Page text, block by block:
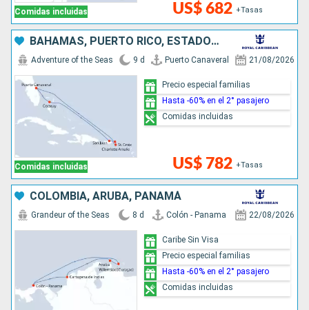
Comidas incluidas US$ 682 +Tasas
BAHAMAS, PUERTO RICO, ESTADOS UNIDOS
Comidas incluidas
Adventure of the Seas 9 d Puerto Canaveral 21/08/2026
US$ 782 +Tasas
Precio especial familias
Hasta -60% en el 2° pasajero
Comidas incluidas
COLOMBIA, ARUBA, PANAMÁ
Grandeur of the Seas 8 d Colón - Panama 22/08/2026
Caribe Sin Visa
Precio especial familias
Hasta -60% en el 2° pasajero
Comidas incluidas